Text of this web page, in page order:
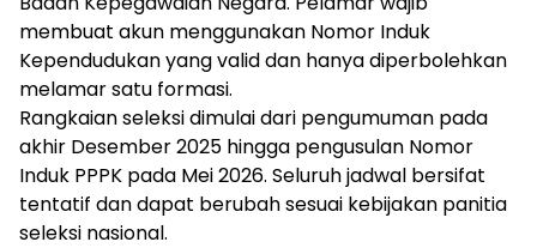
membuat akun menggunakan Nomor Induk
Kependudukan yang valid dan hanya diperbolehkan
melamar satu formasi.
Rangkaian seleksi dimulai dari pengumuman pada
akhir Desember 2025 hingga pengusulan Nomor
Induk PPPK pada Mei 2026. Seluruh jadwal bersifat
tentatif dan dapat berubah sesuai kebijakan panitia
seleksi nasional.